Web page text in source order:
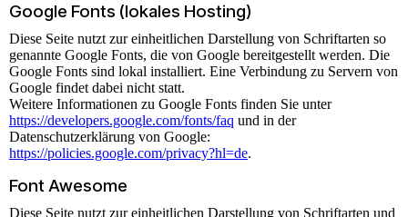
Google Fonts (lokales Hosting)
Diese Seite nutzt zur einheitlichen Darstellung von Schriftarten so
genannte Google Fonts, die von Google bereitgestellt werden. Die
Google Fonts sind lokal installiert. Eine Verbindung zu Servern von
Google findet dabei nicht statt.
Weitere Informationen zu Google Fonts finden Sie unter
https://developers.google.com/fonts/faq und in der
Datenschutzerklärung von Google:
https://policies.google.com/privacy?hl=de.
Font Awesome
Diese Seite nutzt zur einheitlichen Darstellung von Schriftarten und